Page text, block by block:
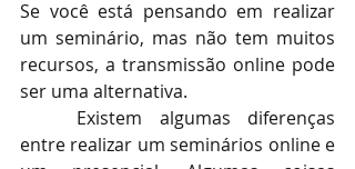
Se você está pensando em realizar
um seminário, mas não tem muitos
recursos, a transmissão online pode
ser uma alternativa.
Existem algumas diferenças
entre realizar um seminários online e